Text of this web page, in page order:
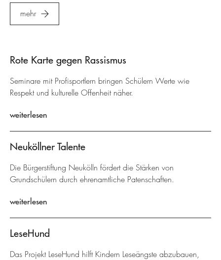
mehr
Rote Karte gegen Rassismus
Seminare mit Profisportlern bringen Schülern Werte wie
Respekt und kulturelle Offenheit näher.
weiterlesen
Neuköllner Talente
Die Bürgerstiftung Neukölln fördert die Stärken von
Grundschülern durch ehrenamtliche Patenschaften.
weiterlesen
LeseHund
Das Projekt LeseHund hilft Kindern Leseängste abzubauen,